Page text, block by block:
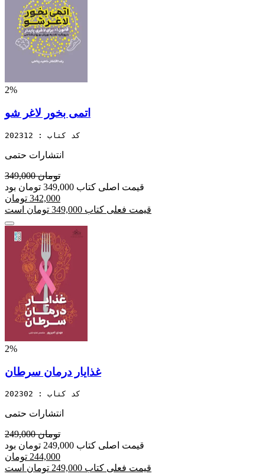
2%
اتمی بخور لاغر شو
کد کتاب : 202312
انتشارات حتمی
349,000 تومان
قیمت اصلی کتاب 349,000 تومان بود
342,000 تومان
قیمت فعلی کتاب 349,000 تومان است
2%
غذایار درمان سرطان
کد کتاب : 202302
انتشارات حتمی
249,000 تومان
قیمت اصلی کتاب 249,000 تومان بود
244,000 تومان
قیمت فعلی کتاب 249,000 تومان است